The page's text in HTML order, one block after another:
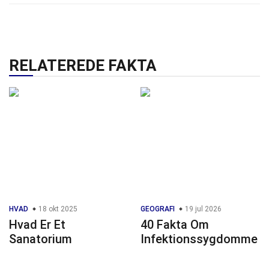
RELATEREDE FAKTA
HVAD 18 okt 2025
Hvad Er Et
Sanatorium
GEOGRAFI 19 jul 2026
40 Fakta Om
Infektionssygdomme